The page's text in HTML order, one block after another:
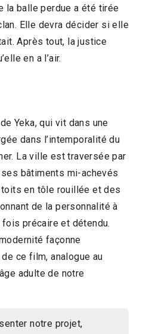
la balle perdue a été tirée
Elle devra décider si elle
Après tout, la justice
en a l’air.
Yeka, qui vit dans une
dans l’intemporalité du
La ville est traversée par
bâtiments mi-achevés
en tôle rouillée et des
de la personnalité à
précaire et détendu.
façonne
ce film, analogue au
adulte de notre
notre projet,